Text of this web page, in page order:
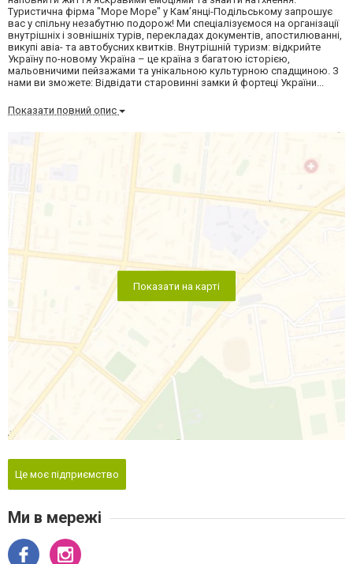
Туристична фірма "Море Море" у Кам’янці-Подільському запрошує
вас у спільну незабутню подорож! Ми спеціалізуємося на організації
внутрішніх і зовнішніх турів, перекладах документів, апостилюванні,
викупі авіа- та автобусних квитків. Внутрішній туризм: відкрийте
Україну по-новому Україна – це країна з багатою історією,
мальовничими пейзажами та унікальною культурною спадщиною. З
нами ви зможете: Відвідати старовинні замки й фортеці України...
Показати повний опис
Показати на карті
Це моє підприємство
Ми в мережі